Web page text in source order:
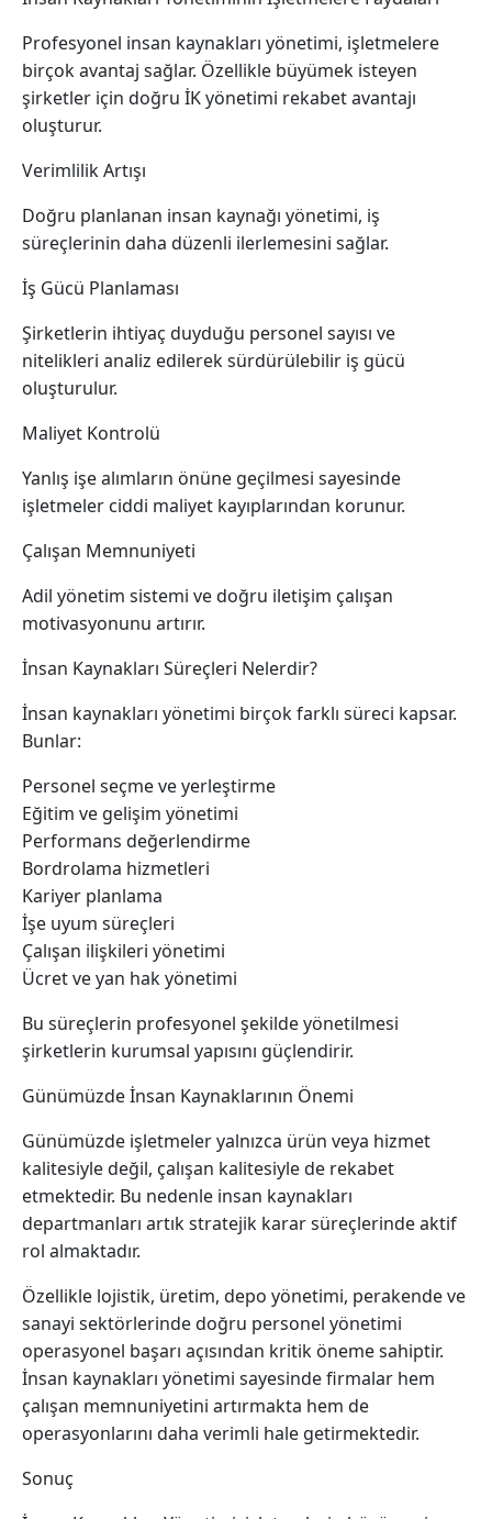
Profesyonel insan kaynakları yönetimi, işletmelere
birçok avantaj sağlar. Özellikle büyümek isteyen
şirketler için doğru İK yönetimi rekabet avantajı
oluşturur.
Verimlilik Artışı
Doğru planlanan insan kaynağı yönetimi, iş
süreçlerinin daha düzenli ilerlemesini sağlar.
İş Gücü Planlaması
Şirketlerin ihtiyaç duyduğu personel sayısı ve
nitelikleri analiz edilerek sürdürülebilir iş gücü
oluşturulur.
Maliyet Kontrolü
Yanlış işe alımların önüne geçilmesi sayesinde
işletmeler ciddi maliyet kayıplarından korunur.
Çalışan Memnuniyeti
Adil yönetim sistemi ve doğru iletişim çalışan
motivasyonunu artırır.
İnsan Kaynakları Süreçleri Nelerdir?
İnsan kaynakları yönetimi birçok farklı süreci kapsar.
Bunlar:
Personel seçme ve yerleştirme
Eğitim ve gelişim yönetimi
Performans değerlendirme
Bordrolama hizmetleri
Kariyer planlama
İşe uyum süreçleri
Çalışan ilişkileri yönetimi
Ücret ve yan hak yönetimi
Bu süreçlerin profesyonel şekilde yönetilmesi
şirketlerin kurumsal yapısını güçlendirir.
Günümüzde İnsan Kaynaklarının Önemi
Günümüzde işletmeler yalnızca ürün veya hizmet
kalitesiyle değil, çalışan kalitesiyle de rekabet
etmektedir. Bu nedenle insan kaynakları
departmanları artık stratejik karar süreçlerinde aktif
rol almaktadır.
Özellikle lojistik, üretim, depo yönetimi, perakende ve
sanayi sektörlerinde doğru personel yönetimi
operasyonel başarı açısından kritik öneme sahiptir.
İnsan kaynakları yönetimi sayesinde firmalar hem
çalışan memnuniyetini artırmakta hem de
operasyonlarını daha verimli hale getirmektedir.
Sonuç